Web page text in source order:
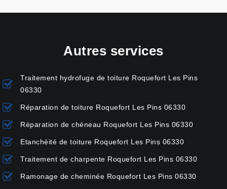
Autres services
Traitement hydrofuge de toiture Roquefort Les Pins
06330
Réparation de toiture Roquefort Les Pins 06330
Réparation de chéneau Roquefort Les Pins 06330
Etanchéité de toiture Roquefort Les Pins 06330
Traitement de charpente Roquefort Les Pins 06330
Ramonage de cheminée Roquefort Les Pins 06330